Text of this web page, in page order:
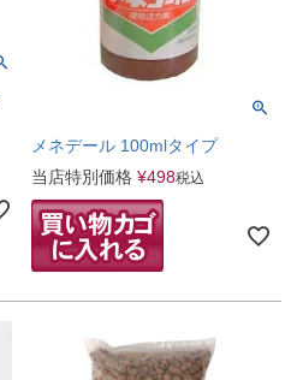
メネデール 100mlタイプ
当店特別価格 ¥498税込